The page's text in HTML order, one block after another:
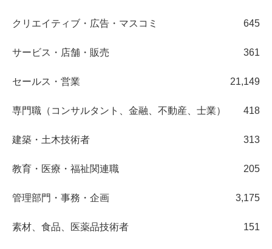
クリエイティブ・広告・マスコミ 645
サービス・店舗・販売 361
セールス・営業 21,149
専門職（コンサルタント、金融、不動産、士業） 418
建築・土木技術者 313
教育・医療・福祉関連職 205
管理部門・事務・企画 3,175
素材、食品、医薬品技術者 151